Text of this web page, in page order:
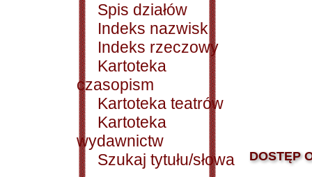
Spis działów
Indeks nazwisk
Indeks rzeczowy
Kartoteka
czasopism
Kartoteka teatrów
Kartoteka
wydawnictw
Szukaj tytułu/słowa
DOSTĘP